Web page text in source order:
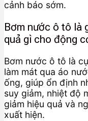
cảnh báo sớm.
Bơm nước ô tô là
quả gì cho động
Bơm nước ô tô là
làm mát qua áo
ống, giúp ổn định
suy giảm, nhiệt độ
giảm hiệu quả và
xuất hiện.